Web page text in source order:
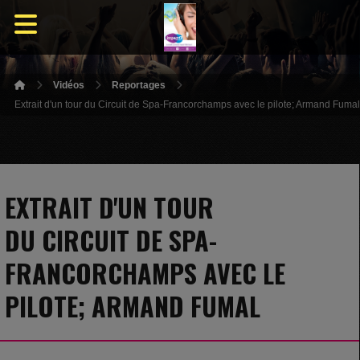
Vidéos
Reportages
Extrait d'un tour du Circuit de Spa-Francorchamps avec le pilote; Armand Fumal
EXTRAIT D'UN TOUR
DU CIRCUIT DE SPA-
FRANCORCHAMPS AVEC LE
PILOTE; ARMAND FUMAL